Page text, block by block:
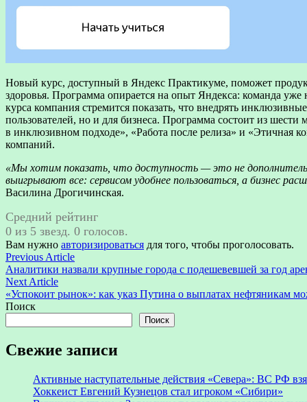
Новый курс, доступный в Яндекс Практикуме, поможет
здоровья. Программа опирается на опыт Яндекса: команда
курса компания стремится показать, что внедрять
пользователей, но и для бизнеса. Программа состоит из
в инклюзивном подходе», «Работа после релиза» и «Этичная
компаний.
«Мы хотим показать, что доступность — это не
выигрывают все: сервисом удобнее пользоваться, а бизнес
Василина Дрогичинская.
Средний рейтинг
0 из 5 звезд. 0 голосов.
Вам нужно авторизироваться для того, чтобы проголосовать.
Навигация
по
записям
Previous ArticlePrevious
article:
Аналитики назвали крупные города с подешевевшей за год
Next ArticleNext
article:
«Успокоит рынок»: как указ Путина о выплатах нефтяникам
Поиск
Поиск
Свежие записи
Активные наступательные действия «Севера»: ВС РФ
Хоккеист Евгений Кузнецов стал игроком «Сибири»